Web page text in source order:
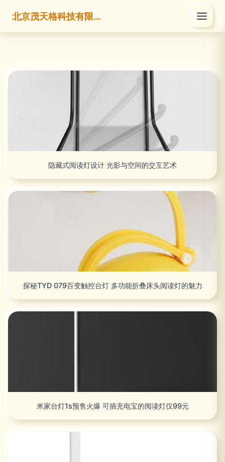
北京茂天格科技有限公司
隐藏式阅读灯设计 光影与空间的交互艺术
探秘TYD 079百变触控台灯 多功能折叠床头阅读灯的魅力
米家台灯1s预售火爆 可插充电宝的阅读灯仅99元